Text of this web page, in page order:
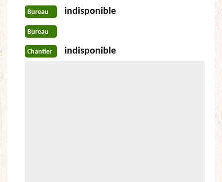
Bureau indisponible
Bureau
Chantier indisponible